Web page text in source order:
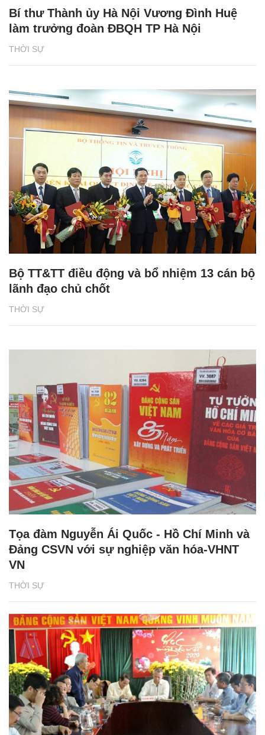
THỜI SỰ
Bí thư Thành ủy Hà Nội Vương Đình Huệ
làm trưởng đoàn ĐBQH TP Hà Nội
THỜI SỰ
Bộ TT&TT điều động và bổ nhiệm 13 cán bộ
lãnh đạo chủ chốt
THỜI SỰ
Tọa đàm Nguyễn Ái Quốc - Hồ Chí Minh và
Đảng CSVN với sự nghiệp văn hóa-VHNT
VN